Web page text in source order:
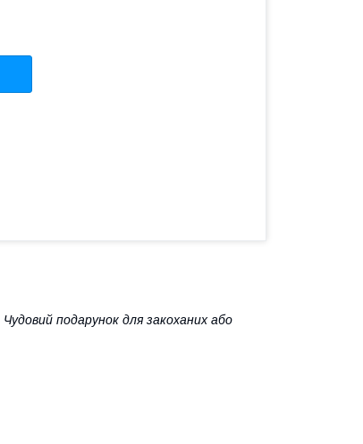
Чудовий подарунок для закоханих або